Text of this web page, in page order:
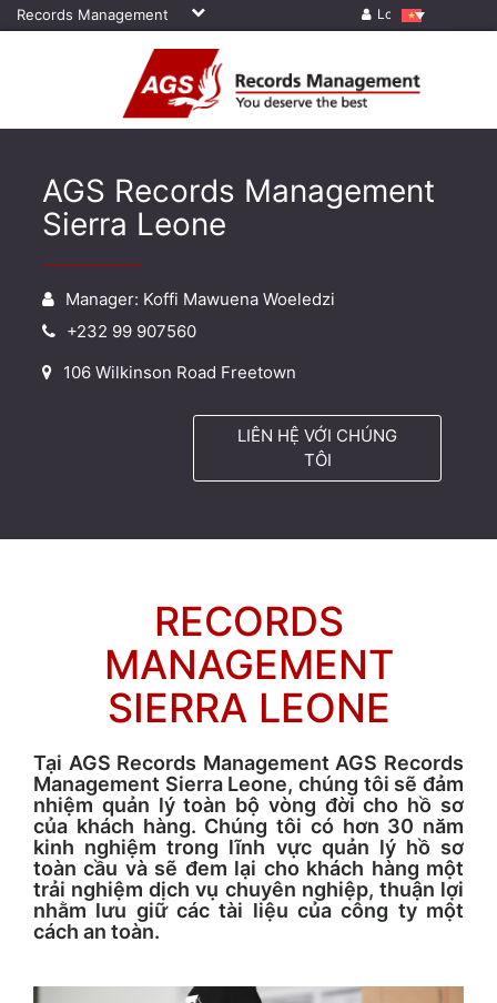
Records Management Log in
AGS Records Management
Sierra Leone
Manager: Koffi Mawuena Woeledzi
+232 99 907560
106 Wilkinson Road Freetown
LIÊN HỆ VỚI CHÚNG
TÔI
RECORDS
MANAGEMENT
SIERRA LEONE
Tại AGS Records Management AGS Records
Management Sierra Leone, chúng tôi sẽ đảm
nhiệm quản lý toàn bộ vòng đời cho hồ sơ
của khách hàng. Chúng tôi có hơn 30 năm
kinh nghiệm trong lĩnh vực quản lý hồ sơ
toàn cầu và sẽ đem lại cho khách hàng một
trải nghiệm dịch vụ chuyên nghiệp, thuận lợi
nhằm lưu giữ các tài liệu của công ty một
cách an toàn.